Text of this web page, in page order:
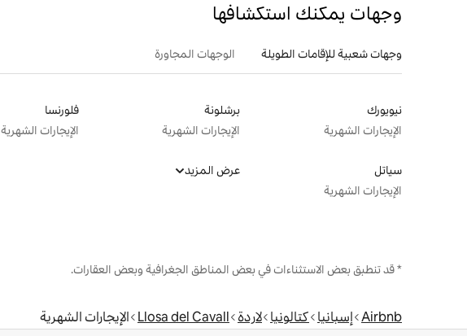
وجهات يمكنك استكشافها
وجهات شعبية للإقامات الطويلة الوجهات المجاورة
نيويورك
الإيجارات الشهرية
برشلونة
الإيجارات الشهرية
فلورنسا
الإيجارات الشهرية
سياتل
الإيجارات الشهرية
عرض المزيد
* قد تنطبق بعض الاستثناءات في بعض المناطق الجغرافية وبعض العقارات.
Airbnb إسبانيا كتالونيا لاردة Llosa del Cavall الإيجارات الشهرية